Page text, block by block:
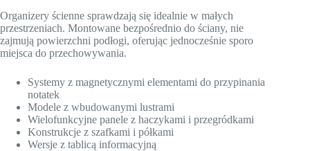
Organizery ścienne sprawdzają się idealnie w małych
przestrzeniach. Montowane bezpośrednio do ściany, nie
zajmują powierzchni podłogi, oferując jednocześnie sporo
miejsca do przechowywania.
Systemy z magnetycznymi elementami do przypinania
notatek
Modele z wbudowanymi lustrami
Wielofunkcyjne panele z haczykami i przegródkami
Konstrukcje z szafkami i półkami
Wersje z tablicą informacyjną